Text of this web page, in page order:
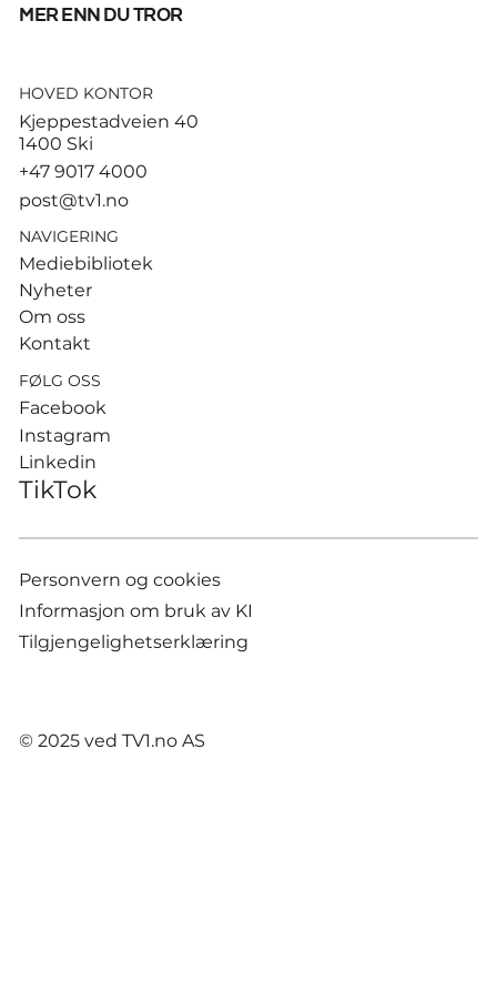
God start for de norske
Hamburg
mer enn du tror
HOVED KONTOR
Kjeppestadveien 40
1400 Ski
+47 9017 4000
post@tv1.no
NAVIGERING
Mediebibliotek
Nyheter
Om oss
Kontakt
FØLG OSS
Facebook
Instagram
Linkedin
TikTok
Personvern og cookies
Informasjon om bruk av KI
Tilgjengelighetserklæring
© 2025 ved TV1.no AS